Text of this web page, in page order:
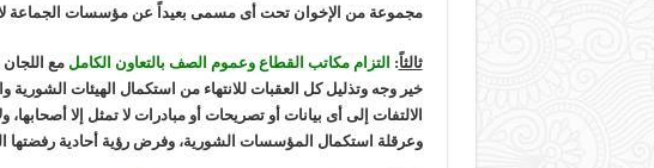
مجموعة من الإخوان تحت أى مسمى بعيداً عن مؤسسات الجماعة لا
ثالثاً: التزام مكاتب القطاع وعموم الصف بالتعاون الكامل مع
خير وجه وتذليل كل العقبات للانتهاء من استكمال الهيئات
الالتفات إلى أى بيانات أو تصريحات أو مبادرات لا تمثل إلا أصحابها،
وعرقلة استكمال المؤسسات الشورية، وفرض رؤية أحادية رفضتها